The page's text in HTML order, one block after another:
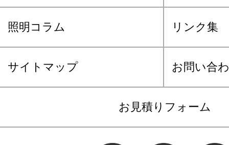
照明コラム リンク集
サイトマップ お問い合
お見積りフォーム